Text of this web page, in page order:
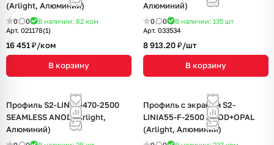
(Arlight, Алюминий)
0 0 В наличии: 82 ком
Арт. 021178(1)
16 451 ₽/ком
В корзину
Алюминий)
0 0 В наличии: 135 шт
Арт. 033534
8 913.20 ₽/шт
В корзину
Профиль S2-LINE-5470-2500
SEAMLESS ANOD (Arlight,
Алюминий)
Профиль с экраном S2-
LINIA55-F-2500 ANOD+OPAL
(Arlight, Алюминий)